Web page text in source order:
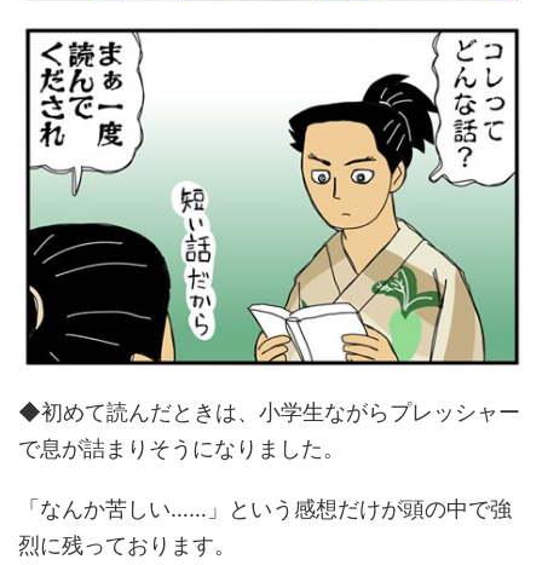
◆初めて読んだときは、小学生ながらプレッシャー
で息が詰まりそうになりました。
「なんか苦しい……」という感想だけが頭の中で強
烈に残っております。